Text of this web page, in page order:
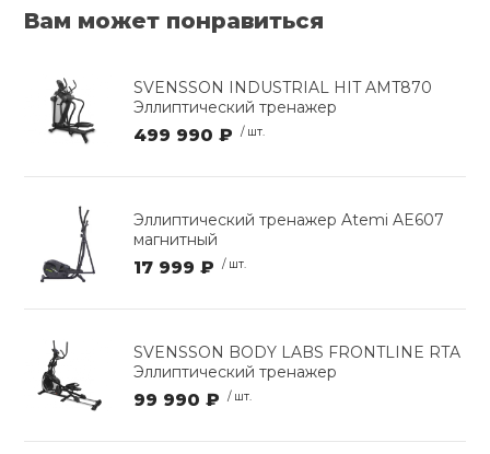
Вам может понравиться
SVENSSON INDUSTRIAL HIT AMT870
Эллиптический тренажер
499 990 ₽ / шт.
Эллиптический тренажер Atemi AE607
магнитный
17 999 ₽ / шт.
SVENSSON BODY LABS FRONTLINE RTA
Эллиптический тренажер
99 990 ₽ / шт.